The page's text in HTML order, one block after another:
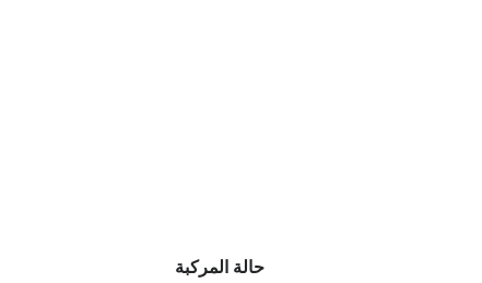
حالة المركبة